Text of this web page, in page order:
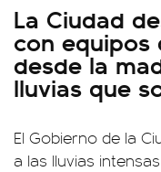
La Ciudad
con equipos
desde la
lluvias que
El Gobierno de la
a las lluvias